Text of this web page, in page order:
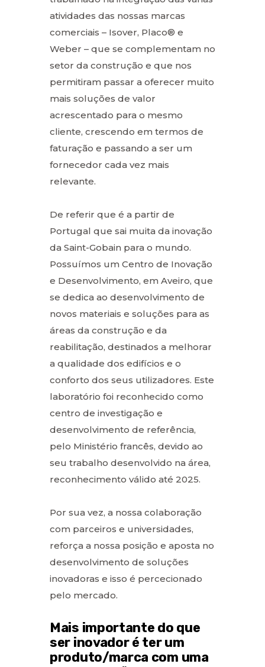
atividades das nossas marcas
comerciais – Isover, Placo® e
Weber – que se complementam no
setor da construção e que nos
permitiram passar a oferecer muito
mais soluções de valor
acrescentado para o mesmo
cliente, crescendo em termos de
faturação e passando a ser um
fornecedor cada vez mais
relevante.
De referir que é a partir de
Portugal que sai muita da inovação
da Saint-Gobain para o mundo.
Possuímos um Centro de Inovação
e Desenvolvimento, em Aveiro, que
se dedica ao desenvolvimento de
novos materiais e soluções para as
áreas da construção e da
reabilitação, destinados a melhorar
a qualidade dos edifícios e o
conforto dos seus utilizadores. Este
laboratório foi reconhecido como
centro de investigação e
desenvolvimento de referência,
pelo Ministério francês, devido ao
seu trabalho desenvolvido na área,
reconhecimento válido até 2025.
Por sua vez, a nossa colaboração
com parceiros e universidades,
reforça a nossa posição e aposta no
desenvolvimento de soluções
inovadoras e isso é percecionado
pelo mercado.
Mais importante do que
ser inovador é ter um
produto/marca com uma